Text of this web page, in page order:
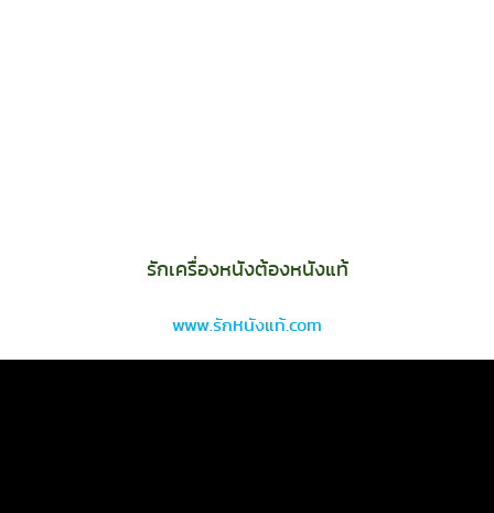
รักเครื่องหนังต้องหนังแท้
www.รักหนังแท้.com